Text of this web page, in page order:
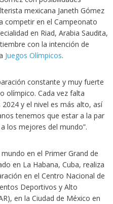
mexicana Janeth Gómez
competir en el Campeonato
en Riad, Arabia Saudita,
con la intención de
Juegos Olímpicos.
constante y muy fuerte
olímpico. Cada vez falta
y el nivel es más alto, así
tenemos que estar a la par
los mejores del mundo”.
en el Primer Grand de
en La Habana, Cuba, realiza
en el Centro Nacional de
Deportivos y Alto
en la Ciudad de México en